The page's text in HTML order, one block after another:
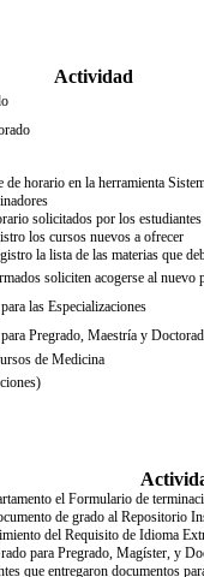
Actividad
horario en la herramienta
solicitados por los
los cursos nuevos a ofrecer
la lista de las materias que
soliciten acogerse al nuevo
las Especializaciones
Pregrado, Maestría y
de Medicina
el Formulario de
de grado al Repositorio
del Requisito de Idioma
para Pregrado, Magíster, y
que entregaron documentos